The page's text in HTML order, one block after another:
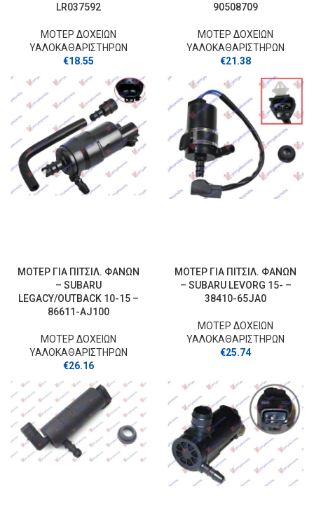
LR037592
ΜΟΤΕΡ ΔΟΧΕΙΩΝ
ΥΑΛΟΚΑΘΑΡΙΣΤΗΡΩΝ
€18.55
90508709
ΜΟΤΕΡ ΔΟΧΕΙΩΝ
ΥΑΛΟΚΑΘΑΡΙΣΤΗΡΩΝ
€21.38
ΜΟΤΕΡ ΓΙΑ ΠΙΤΣΙΛ. ΦΑΝΩΝ
– SUBARU
LEGACY/OUTBACK 10-15 –
86611-AJ100
ΜΟΤΕΡ ΔΟΧΕΙΩΝ
ΥΑΛΟΚΑΘΑΡΙΣΤΗΡΩΝ
€26.16
ΜΟΤΕΡ ΓΙΑ ΠΙΤΣΙΛ. ΦΑΝΩΝ
– SUBARU LEVORG 15- –
38410-65JA0
ΜΟΤΕΡ ΔΟΧΕΙΩΝ
ΥΑΛΟΚΑΘΑΡΙΣΤΗΡΩΝ
€25.74